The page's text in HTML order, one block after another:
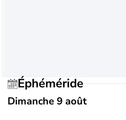
Éphéméride
Dimanche 9 août